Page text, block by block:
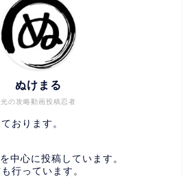
光の攻略動画投稿忍者
ぬけまる
おります。
中心に投稿しています。
行っています。